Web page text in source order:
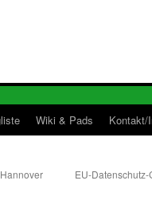
Wiki & Pads Kontakt/
EU-